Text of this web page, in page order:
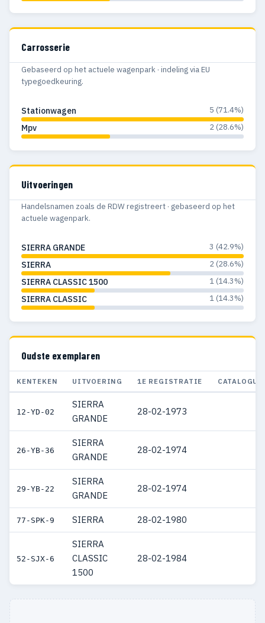
Carrosserie
Gebaseerd op het actuele wagenpark · indeling via EU
typegoedkeuring.
Stationwagen 5 (71.4%)
Mpv 2 (28.6%)
Uitvoeringen
Handelsnamen zoals de RDW registreert · gebaseerd op het
actuele wagenpark.
SIERRA GRANDE 3 (42.9%)
SIERRA 2 (28.6%)
SIERRA CLASSIC 1500 1 (14.3%)
SIERRA CLASSIC 1 (14.3%)
Oudste exemplaren
KENTEKEN UITVOERING 1E REGISTRATIE
12-YD-02
SIERRA
GRANDE
28-02-1973
26-YB-36
SIERRA
GRANDE
28-02-1974
29-YB-22
SIERRA
GRANDE
28-02-1974
77-SPK-9 SIERRA 28-02-1980
52-SJX-6
SIERRA
CLASSIC
1500
28-02-1984